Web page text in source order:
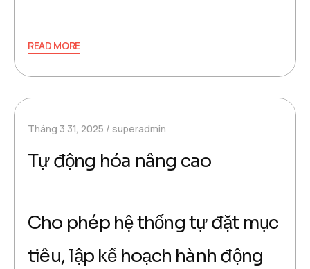
READ MORE
Tháng 3 31, 2025 superadmin
Tự động hóa nâng cao
Cho phép hệ thống tự đặt mục
tiêu, lập kế hoạch hành động